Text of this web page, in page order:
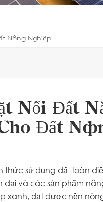
Nông Nghiệp
Nối Đất
Đất
sử dụng đất toàn
và các sản phẩm
xanh, đạt được nền